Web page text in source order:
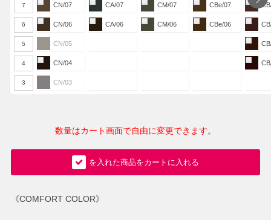
《COMFORT COLOR》
7 CN/07 CA/07 CM/07 CBe/07
6 CN/06 CA/06 CM/06 CBe/06
5 CN/05
4 CN/04
3 CN/03
数量はカート画面で自由に変更できます。
を入れた商品をカートに入れる